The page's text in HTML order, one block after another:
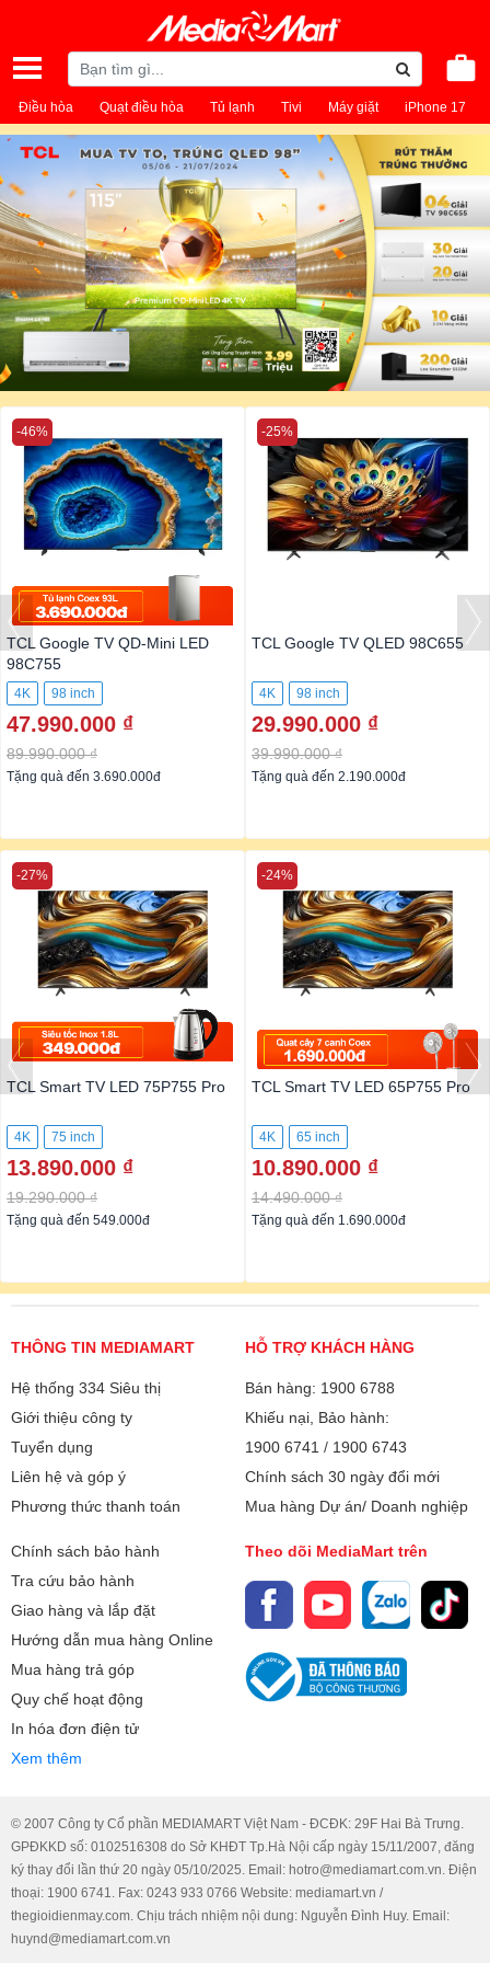
Điều hòa Quạt điều hòa Tủ lạnh Tivi Máy giặt iPhone 17
TCL Google TV QD-Mini LED
98C755
4K 98 inch
47.990.000 ₫
89.990.000 ₫
-46%
Tặng quà đến 3.690.000đ
TCL Google TV QLED 98C655
4K 98 inch
29.990.000 ₫
39.990.000 ₫
-25%
Tặng quà đến 2.190.000đ
TCL Smart TV LED 75P755 Pro
4K 75 inch
13.890.000 ₫
19.290.000 ₫
-27%
Tặng quà đến 549.000đ
TCL Smart TV LED 65P755 Pro
4K 65 inch
10.890.000 ₫
14.490.000 ₫
-24%
Tặng quà đến 1.690.000đ
THÔNG TIN MEDIAMART
Hệ thống 334 Siêu thị
Giới thiệu công ty
Tuyển dụng
Liên hệ và góp ý
Phương thức thanh toán
HỖ TRỢ KHÁCH HÀNG
Bán hàng: 1900 6788
Khiếu nại, Bảo hành:
1900 6741 / 1900 6743
Chính sách 30 ngày đổi mới
Mua hàng Dự án/ Doanh nghiệp
Chính sách bảo hành
Tra cứu bảo hành
Giao hàng và lắp đặt
Hướng dẫn mua hàng Online
Mua hàng trả góp
Quy chế hoạt động
In hóa đơn điện tử
Xem thêm
Theo dõi MediaMart trên
© 2007 Công ty Cổ phần MEDIAMART Việt Nam - ĐCĐK: 29F Hai Bà Trưng.
GPĐKKD số: 0102516308 do Sở KHĐT Tp.Hà Nội cấp ngày 15/11/2007, đăng
ký thay đổi lần thứ 20 ngày 05/10/2025. Email: hotro@mediamart.com.vn. Điện
thoại: 1900 6741. Fax: 0243 933 0766 Website: mediamart.vn /
thegioidienmay.com. Chịu trách nhiệm nội dung: Nguyễn Đình Huy. Email:
huynd@mediamart.com.vn